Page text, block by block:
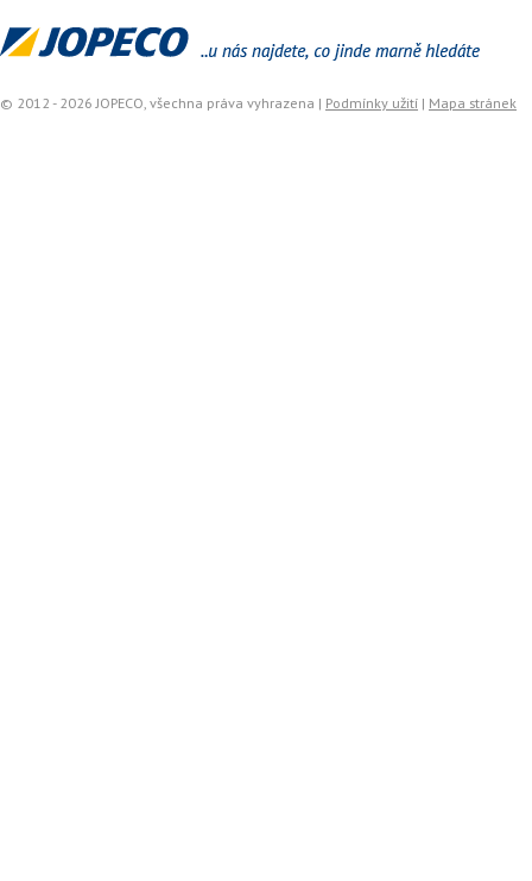
© 2012 - 2026 JOPECO, všechna práva vyhrazena | Podmínky užití | Mapa stránek